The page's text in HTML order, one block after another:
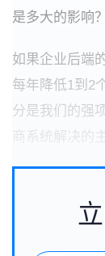
是多大的影响？
如果企业后端
每年降低1到2
分是我们的强
商系统解决的